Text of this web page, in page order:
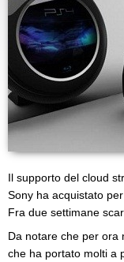
Il supporto del cloud
Sony ha acquistato
Fra due settimane
Da notare che per ora
che ha portato molti a